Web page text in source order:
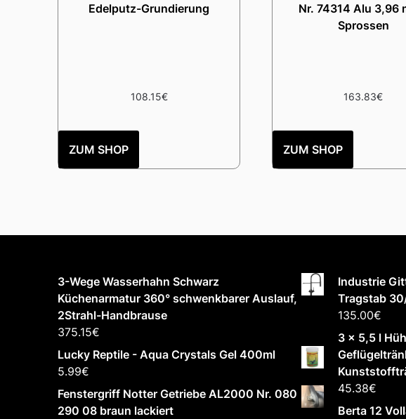
Edelputz-Grundierung
108.15€
ZUM SHOP
Nr. 74314 Alu 3,96
Sprossen
163.83€
ZUM SHOP
3-Wege Wasserhahn Schwarz
Küchenarmatur 360° schwenkbarer Auslauf,
2Strahl-Handbrause
375.15€
Lucky Reptile - Aqua Crystals Gel 400ml
5.99€
Fenstergriff Notter Getriebe AL2000 Nr. 080
290 08 braun lackiert
Industrie
Tragstab
135.00€
3 x 5,5 l
45.38€
Berta 12